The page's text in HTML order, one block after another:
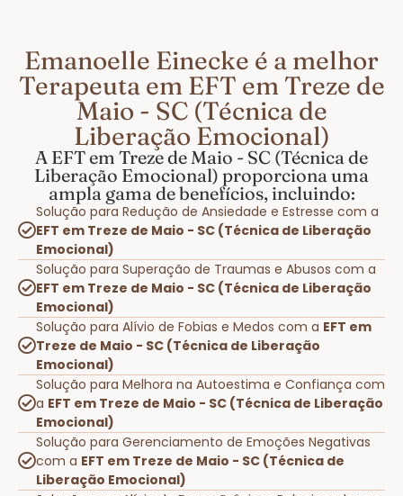
Emanoelle Einecke é a melhor
Terapeuta em EFT em Treze de
Maio - SC (Técnica de
Liberação Emocional)
A EFT em Treze de Maio - SC (Técnica de
Liberação Emocional) proporciona uma
ampla gama de benefícios, incluindo:
Solução para Redução de Ansiedade e Estresse com a
EFT em Treze de Maio - SC (Técnica de Liberação
Emocional)
Solução para Superação de Traumas e Abusos com a
EFT em Treze de Maio - SC (Técnica de Liberação
Emocional)
Solução para Alívio de Fobias e Medos com a EFT em
Treze de Maio - SC (Técnica de Liberação
Emocional)
Solução para Melhora na Autoestima e Confiança com
a EFT em Treze de Maio - SC (Técnica de Liberação
Emocional)
Solução para Gerenciamento de Emoções Negativas
com a EFT em Treze de Maio - SC (Técnica de
Liberação Emocional)